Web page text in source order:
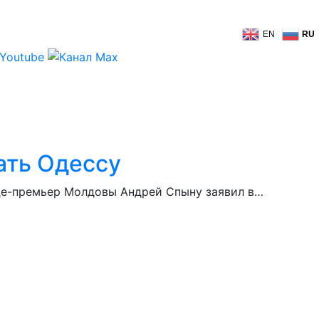
EN RU
Одессу
премьер Молдовы Андрей Спыну заявил в…